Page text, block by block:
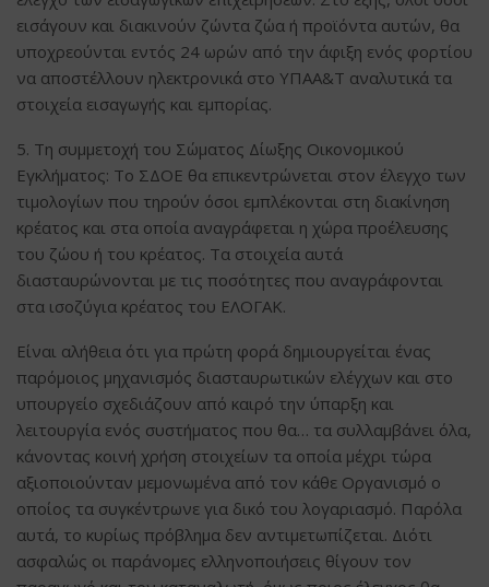
εισάγουν και διακινούν ζώντα ζώα ή προϊόντα αυτών, θα
υποχρεούνται εντός 24 ωρών από την άφιξη ενός φορτίου
να αποστέλλουν ηλεκτρονικά στο ΥΠΑΑ&Τ αναλυτικά τα
στοιχεία εισαγωγής και εμπορίας.
5. Τη συμμετοχή του Σώματος Δίωξης Οικονομικού
Εγκλήματος: Το ΣΔΟΕ θα επικεντρώνεται στον έλεγχο των
τιμολογίων που τηρούν όσοι εμπλέκονται στη διακίνηση
κρέατος και στα οποία αναγράφεται η χώρα προέλευσης
του ζώου ή του κρέατος. Τα στοιχεία αυτά
διασταυρώνονται με τις ποσότητες που αναγράφονται
στα ισοζύγια κρέατος του ΕΛΟΓΑΚ.
Είναι αλήθεια ότι για πρώτη φορά δημιουργείται ένας
παρόμοιος μηχανισμός διασταυρωτικών ελέγχων και στο
υπουργείο σχεδιάζουν από καιρό την ύπαρξη και
λειτουργία ενός συστήματος που θα… τα συλλαμβάνει όλα,
κάνοντας κοινή χρήση στοιχείων τα οποία μέχρι τώρα
αξιοποιούνταν μεμονωμένα από τον κάθε Οργανισμό ο
οποίος τα συγκέντρωνε για δικό του λογαριασμό. Παρόλα
αυτά, το κυρίως πρόβλημα δεν αντιμετωπίζεται. Διότι
ασφαλώς οι παράνομες ελληνοποιήσεις θίγουν τον